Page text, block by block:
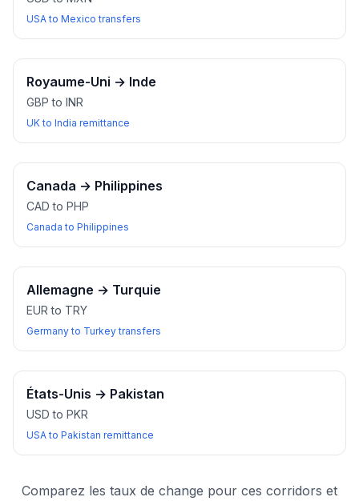
USA to Mexico transfers
Royaume-Uni → Inde
GBP to INR
UK to India remittance
Canada → Philippines
CAD to PHP
Canada to Philippines
Allemagne → Turquie
EUR to TRY
Germany to Turkey transfers
États-Unis → Pakistan
USD to PKR
USA to Pakistan remittance
Comparez les taux de change pour ces corridors et